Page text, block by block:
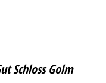
Schloss Golm